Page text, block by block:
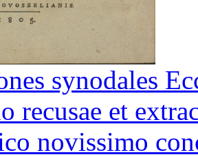
synodales
recusae et
novissimo